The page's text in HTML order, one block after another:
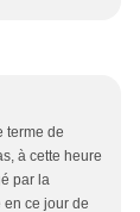
terme de
à cette heure
par la
ce jour de